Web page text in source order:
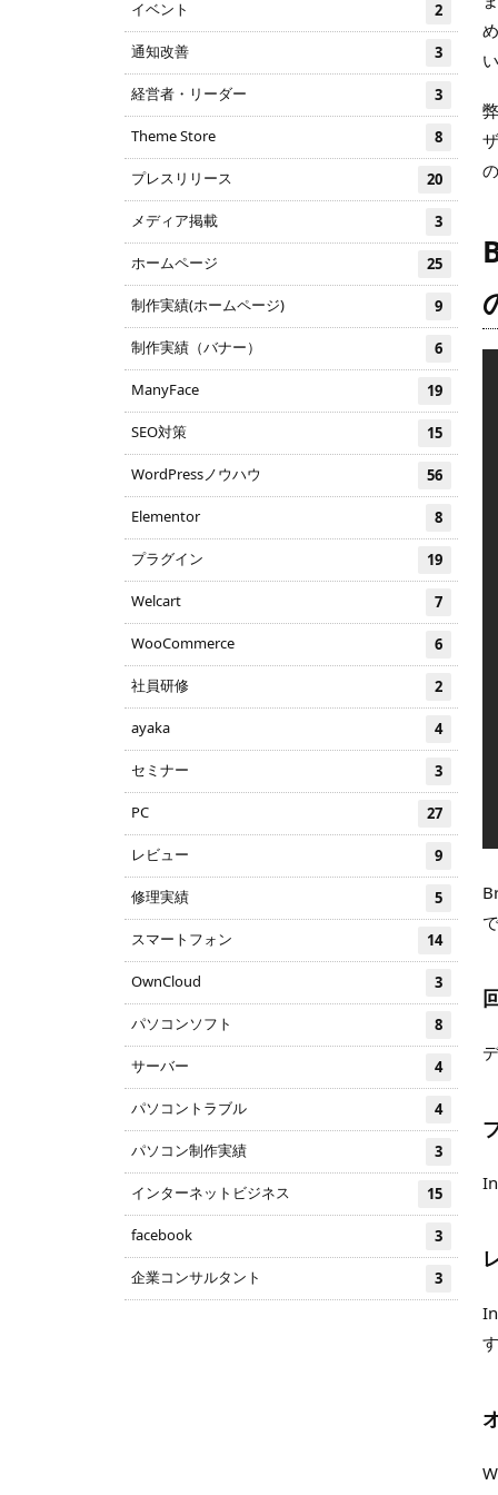
イベント 2
通知改善 3
経営者・リーダー 3
Theme Store 8
プレスリリース 20
メディア掲載 3
ホームページ 25
制作実績(ホームページ) 9
制作実績（バナー） 6
ManyFace 19
SEO対策 15
WordPressノウハウ 56
Elementor 8
プラグイン 19
Welcart 7
WooCommerce 6
社員研修 2
ayaka 4
セミナー 3
PC 27
レビュー 9
修理実績 5
スマートフォン 14
OwnCloud 3
パソコンソフト 8
サーバー 4
パソコントラブル 4
パソコン制作実績 3
インターネットビジネス 15
facebook 3
企業コンサルタント 3